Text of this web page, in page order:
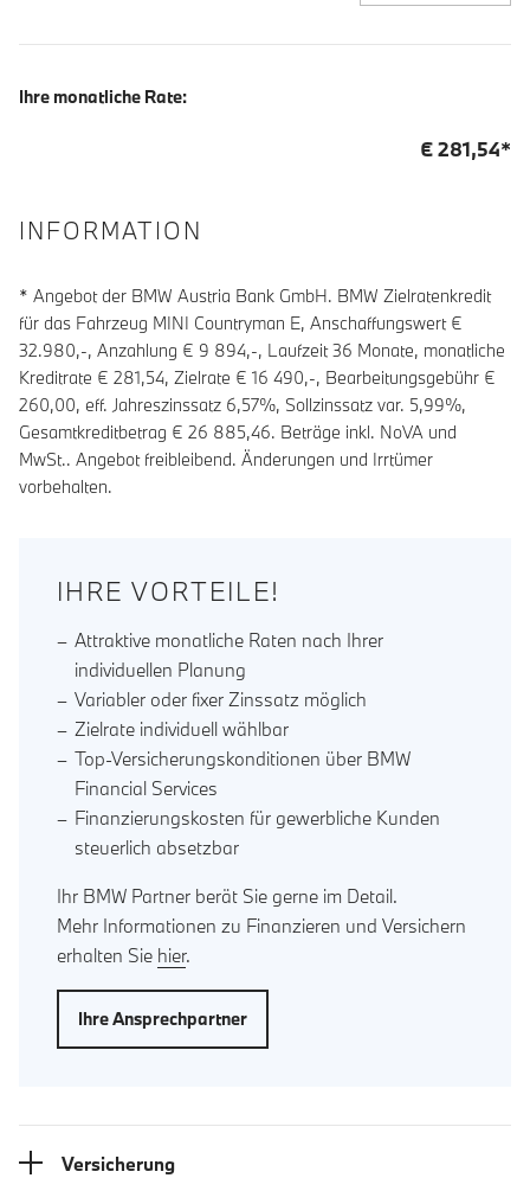
Ihre monatliche Rate:
€281,54*
INFORMATION
* Angebot der BMW Austria Bank GmbH. BMW Zielratenkredit
für das Fahrzeug MINI Countryman E, Anschaffungswert €
32.980,-, Anzahlung € 9 894,-, Laufzeit36 Monate, monatliche
Kreditrate € 281,54, Zielrate € 16 490,-, Bearbeitungsgebühr €
260,00, eff. Jahreszinssatz 6,57%, Sollzinssatz var. 5,99%,
Gesamtkreditbetrag € 26 885,46. Beträge inkl. NoVA und
MwSt.. Angebot freibleibend. Änderungen und Irrtümer
vorbehalten.
IHRE VORTEILE!
Attraktive monatliche Raten nach Ihrer
individuellen Planung
Variabler oder fixer Zinssatz möglich
Zielrate individuell wählbar
Top-Versicherungskonditionen über BMW
Financial Services
Finanzierungskosten für gewerbliche Kunden
steuerlich absetzbar
Ihr BMW Partner berät Sie gerne im Detail.
Mehr Informationen zu Finanzieren und Versichern
erhalten Sie hier.
Ihre Ansprechpartner
Versicherung